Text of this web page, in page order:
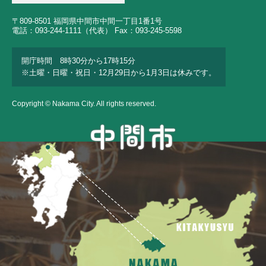
〒809-8501 福岡県中間市中間一丁目1番1号
電話：093-244-1111（代表） Fax：093-245-5598
開庁時間 8時30分から17時15分
※土曜・日曜・祝日・12月29日から1月3日は休みです。
Copyright © Nakama City. All rights reserved.